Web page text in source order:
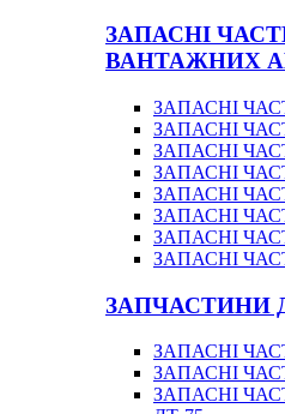
ЗАПАСНІ
ВАНТАЖНИХ
ЗАПАСНІ
ЗАПАСНІ
ЗАПАСНІ
ЗАПАСНІ
ЗАПАСНІ
ЗАПАСНІ
ЗАПАСНІ
ЗАПАСНІ
ЗАПЧАСТИНИ
ЗАПАСНІ
ЗАПАСНІ
ЗАПАСНІ